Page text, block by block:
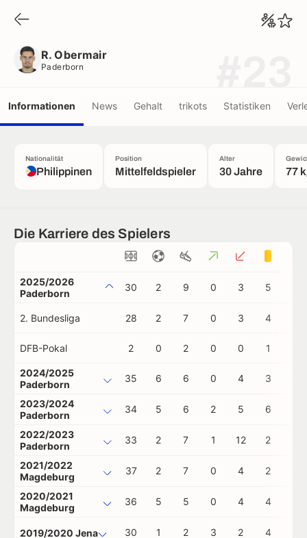
R. Obermair
Paderborn
Informationen News Gehalt trikots Statistiken
Nationalität
Philippinen
Position
Mittelfeldspieler
Alter
30 Jahre 77
Die Karriere des Spielers
2025/2026
Paderborn
30 2 9 0 3 5
2. Bundesliga 28 2 7 0 3 4
DFB-Pokal 2 0 2 0 0 1
2024/2025
Paderborn
35 6 6 0 4 3
2023/2024
Paderborn
34 5 6 2 5 6
2022/2023
Paderborn
33 2 7 1 12 2
2021/2022
Magdeburg
37 2 7 0 4 2
2020/2021
Magdeburg
36 5 5 0 4 4
2019/2020 Jena 30 1 2 3 2 4